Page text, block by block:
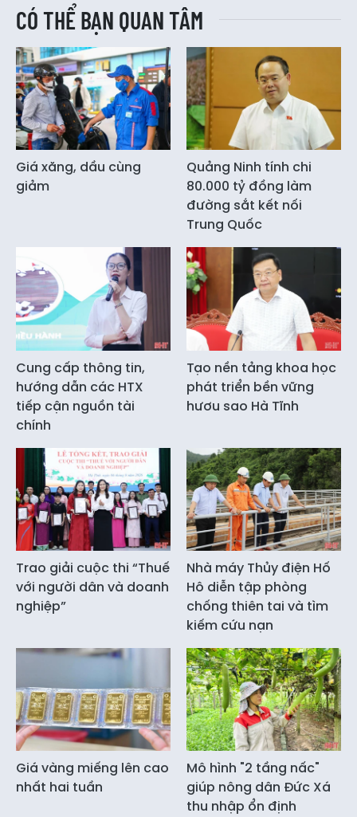
CÓ THỂ BẠN QUAN TÂM
Giá xăng, dầu cùng
giảm
Quảng Ninh tính chi
80.000 tỷ đồng làm
đường sắt kết nối
Trung Quốc
Cung cấp thông tin,
hướng dẫn các HTX
tiếp cận nguồn tài
chính
Tạo nền tảng khoa học
phát triển bền vững
hươu sao Hà Tĩnh
Trao giải cuộc thi “Thuế
với người dân và doanh
nghiệp”
Nhà máy Thủy điện Hố
Hô diễn tập phòng
chống thiên tai và tìm
kiếm cứu nạn
Giá vàng miếng lên cao
nhất hai tuần
Mô hình "2 tầng nấc"
giúp nông dân Đức Xá
thu nhập ổn định